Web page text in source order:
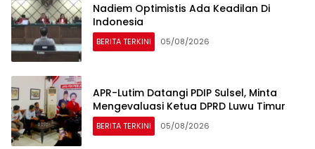
Nadiem Optimistis Ada Keadilan Di
Indonesia
BERITA TERKINI 05/08/2026
APR-Lutim Datangi PDIP Sulsel, Minta
Mengevaluasi Ketua DPRD Luwu Timur
BERITA TERKINI 05/08/2026